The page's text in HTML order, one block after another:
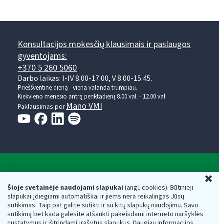
Šioje svetainėje naudojami slapukai(angl. cookies). Būtinieji
slapukai įdiegiami automatiškai ir jiems nėra reikalingas Jūsų
sutikimas. Taip pat galite sutikti ir su kitų slapukų naudojimu. Savo
sutikimą bet kada galėsite atšaukti pakeisdami interneto naršyklės
Konsultacijos mokesčių klausimais ir paslaugos
gyventojams:
+370 5 260 5060
Darbo laikas: I-IV 8.00-17.00, V 8.00-15.45.
Prieššventinę dieną - viena valanda trumpiau.
Kiekvieno mėnesio antrą penktadienį 8.00 val. - 12.00 val.
Paklausimas per Mano VMI
Respublikos finansų ministerijos
Biudžetinė įstaiga. Juridinio asmens kodas — 188659752,
adresas: Vasario 16-osios g. 14, 01107 Vilnius, Lietuva, el.paštas:
vmi@vmi.lt, E. pristatymo dėžutės adresas 188659752